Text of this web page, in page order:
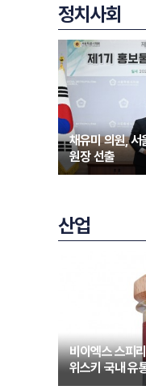
정치사회
채유미 의원, 서
원장 선출
산업
비이엑스 스피
위스키 국내 유